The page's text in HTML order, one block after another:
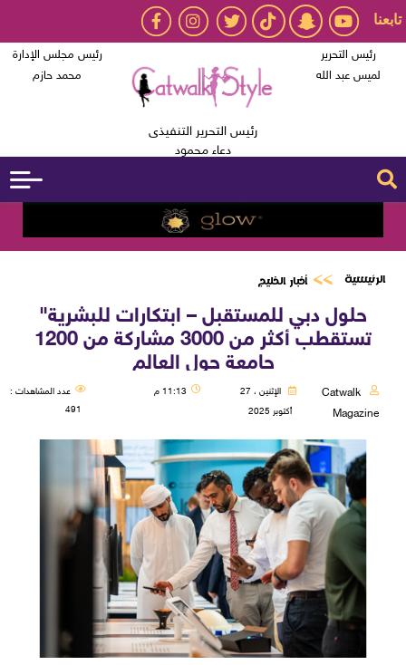
تابعنا
رئيس التحرير
لميس عبد الله
رئيس التحرير التنفيذى
دعاء محمود
رئيس مجلس الإدارة
محمد حازم
الرئيسية أخبار الخليج
حلول دبي للمستقبل – ابتكارات للبشرية"
تستقطب أكثر من 3000 مشاركة من 1200
جامعة حول العالم
Catwalk
Magazine
الإثنين ، 27
أكتوبر 2025
11:13 م
عدد المشاهدات :
491